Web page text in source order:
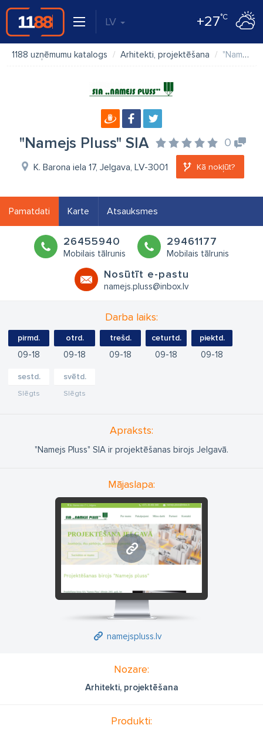
LV +27°C
1188 uzņēmumu katalogs Arhitekti, projektēšana "Namejs Pluss" SIA
"Namejs Pluss" SIA 0
K. Barona iela 17, Jelgava, LV-3001 Kā nokļūt?
Pamatdati Karte Atsauksmes
26455940
Mobilais tālrunis
29461177
Mobilais tālrunis
Nosūtīt e-pastu
namejs.pluss@inbox.lv
Darba laiks:
pirmd.
09 18
otrd.
09 18
trešd.
09 18
ceturtd.
09 18
piektd.
09 18
sestd.
Slēgts
svētd.
Slēgts
Apraksts:
"Namejs Pluss" SIA ir projektēšanas birojs Jelgavā.
Mājaslapa:
namejspluss.lv
namejspluss.lv
Nozare:
Arhitekti, projektēšana
Produkti: